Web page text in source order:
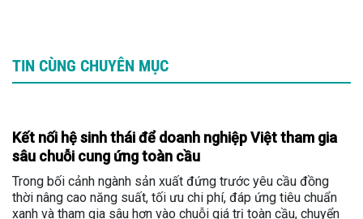
TIN CÙNG CHUYÊN MỤC
Kết nối hệ sinh thái để doanh nghiệp Việt tham gia
sâu chuỗi cung ứng toàn cầu
Trong bối cảnh ngành sản xuất đứng trước yêu cầu đồng
thời nâng cao năng suất, tối ưu chi phí, đáp ứng tiêu chuẩn
xanh và tham gia sâu hơn vào chuỗi giá trị toàn cầu, chuyển